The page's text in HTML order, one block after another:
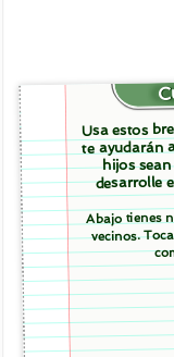
Usa estos
te ayudarán
hijos
desarrolle
Abajo tienes
vecinos.